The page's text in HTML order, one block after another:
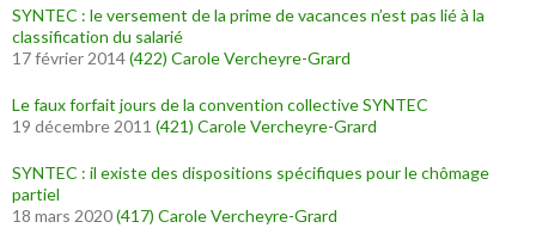
SYNTEC : le versement de la prime de vacances n’est pas lié à la
classification du salarié
17 février 2014(422) Carole Vercheyre-Grard
Le faux forfait jours de la convention collective SYNTEC
19 décembre 2011 (421) Carole Vercheyre-Grard
SYNTEC : il existe des dispositions spécifiques pour le chômage
partiel
18 mars 2020(417) Carole Vercheyre-Grard